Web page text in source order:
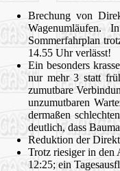
Brechung von
Wagenumläufen.
Sommerfahrplan
14.55 Uhr verlässt!
Ein besonders
nur mehr 3 statt
zumutbare
unzumutbaren
dermaßen
deutlich, dass
Reduktion der
Trotz riesiger in den
12:25; ein